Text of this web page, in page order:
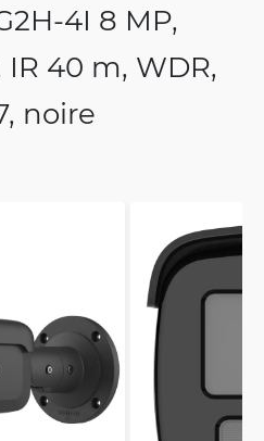
4I 8 MP,
40 m, WDR,
noire